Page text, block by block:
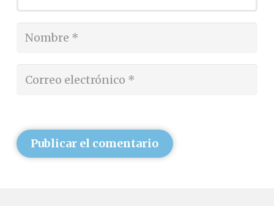
Publicar el comentario